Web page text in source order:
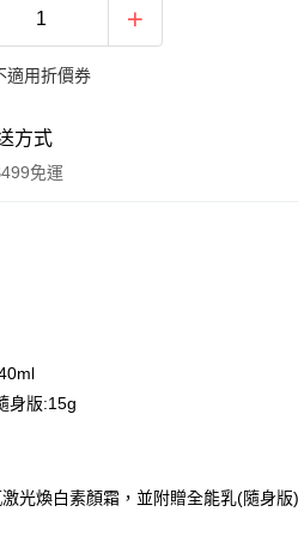
用折價券
方式
免運
身版:15g
光煥白素顏霜，並附贈全能乳(隨身